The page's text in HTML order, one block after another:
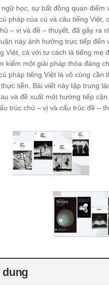
học, sự bất đồng quan điểm
pháp của cú và câu tiếng Việt,
– vị và đề – thuyết, đã gây ra
này ảnh hưởng trực tiếp đến
Việt, cả với tư cách là tiếng mẹ
kiếm một giải pháp thỏa đáng
pháp tiếng Việt là vô cùng cần
tiễn. Bài viết này tập trung
và đề xuất một hướng tiếp
trúc chủ – vị và cấu trúc đề –
dung